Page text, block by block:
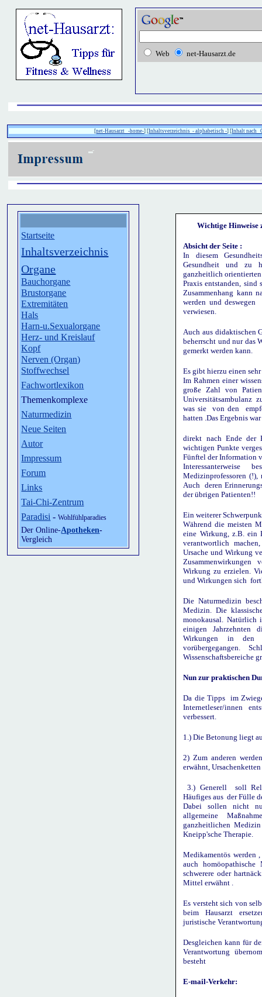
Web net-Hausarzt.de
[net-Hausarzt -home-] [Inhaltsverzeichnis - alphabetisch -] [Inhalt nach
Startseite
Inhaltsverzeichnis
Organe
Bauchorgane
Brustorgane
Extremitäten
Hals
Harn-u.Sexualorgane
Herz- und Kreislauf
Kopf
Nerven (Organ)
Stoffwechsel
Fachwortlexikon
Themenkomplexe
Naturmedizin
Neue Seiten
Autor
Impressum
Forum
Links
Tai-Chi-Zentrum
Paradisi -Wohlfühlparadies
Der Online-Apotheken-
Vergleich
Wichtige Hinweise
Absicht der Seite :
In diesem
Gesundheit und zu
ganzheitlich orientierten
Praxis entstanden, sind
Zusammenhang kann
werden und deswegen
verwiesen.
Auch aus didaktischen
beherrscht und nur das
gemerkt werden kann.
Es gibt hierzu einen
Im Rahmen einer
große Zahl von
Universitätsambulanz
was sie von den
hatten .Das Ergebnis
direkt nach Ende der
wichtigen Punkte
Fünftel der Information
Interessanterweise
Medizinprofessoren
Auch deren
der übrigen Patienten!!
Ein weiterer
Während die meisten
eine Wirkung, z.B. ein
verantwortlich
Ursache und Wirkung
Wirkung zu erzielen.
und Wirkungen sich
Die Naturmedizin
Medizin. Die
monokausal.
einigen Jahrzehnten
Wirkungen in den
vorübergegangen.
Wissenschaftsbereiche
Nun zur praktischen
Da die Tipps im
Internetleser/innen
verbessert.
1.) Die Betonung liegt
2) Zum anderen
erwähnt,
3.) Generell soll
Häufiges aus der Fülle
Dabei sollen nicht
allgemeine
ganzheitlichen
Kneipp'sche Therapie.
Medikamentös werden
auch
schwerere oder
Mittel erwähnt .
Es versteht sich von
beim Hausarzt
juristische
Desgleichen kann für
Verantwortung
besteht
E-mail-Verkehr: